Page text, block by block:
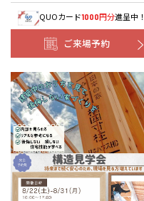
QUOカード1000円分進呈中！
ご来場予約